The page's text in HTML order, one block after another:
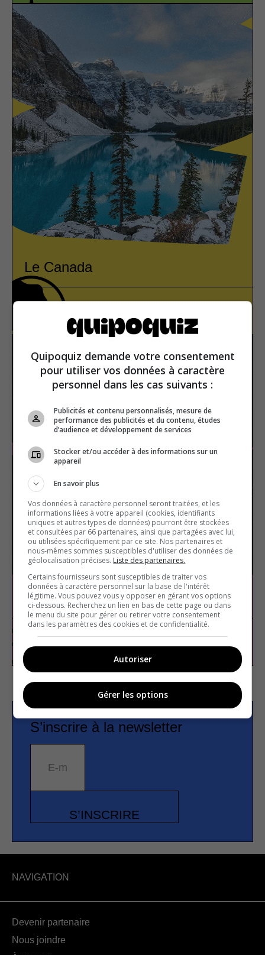
Le Canada
Le cinéma québécois
S’inscrire à la newsletter
E-mail
S’INSCRIRE
NAVIGATION
Devenir partenaire
Nous joindre
Quipoquiz demande votre consentement
pour utiliser vos données à caractère
personnel dans les cas suivants :
Publicités et contenu personnalisés, mesure de
performance des publicités et du contenu, études
d’audience et développement de services
Stocker et/ou accéder à des informations sur un
appareil
En savoir plus
Vos données à caractère personnel seront traitées, et les
informations liées à votre appareil (cookies, identifiants
uniques et autres types de données) pourront être stockées
et consultées par 66 partenaires, ainsi que partagées avec lui,
ou utilisées spécifiquement par ce site. Nos partenaires et
nous-mêmes sommes susceptibles d'utiliser des données de
géolocalisation précises. Liste des partenaires.
Certains fournisseurs sont susceptibles de traiter vos
données à caractère personnel sur la base de l'intérêt
légitime. Vous pouvez vous y opposer en gérant vos options
ci-dessous. Recherchez un lien en bas de cette page ou dans
le menu du site pour gérer ou retirer votre consentement
dans les paramètres des cookies et de confidentialité.
Autoriser
Gérer les options